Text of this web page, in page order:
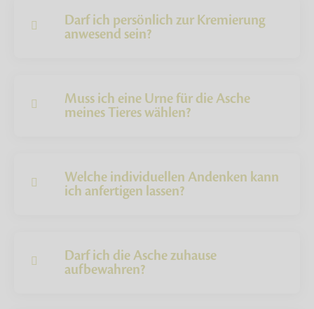
Darf ich persönlich zur Kremierung
anwesend sein?
Muss ich eine Urne für die Asche
meines Tieres wählen?
Welche individuellen Andenken kann
ich anfertigen lassen?
Darf ich die Asche zuhause
aufbewahren?